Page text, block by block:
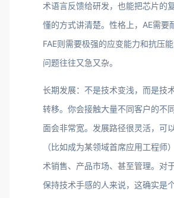
术语言反馈给研发，也能把芯片的
懂的方式讲清楚。性格上，AE需要
FAE则需要极强的应变能力和抗压
问题往往又急又杂。
长期发展：不是技术变浅，而是技
转移。你会接触大量不同客户的不
面会非常宽。发展路径很灵活，可
（比如成为某领域首席应用工程师
术销售、产品市场、甚至管理。对
保持技术手感的人来说，这确实是